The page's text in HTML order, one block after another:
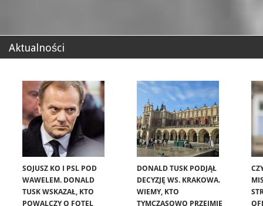
Aktualności
SOJUSZ KO I PSL POD
WAWELEM. DONALD
TUSK WSKAZAŁ, KTO
POWALCZY O FOTEL
DONALD TUSK PODJĄŁ
DECYZJĘ WS. KRAKOWA.
WIEMY, KTO
TYMCZASOWO PRZEJMIE